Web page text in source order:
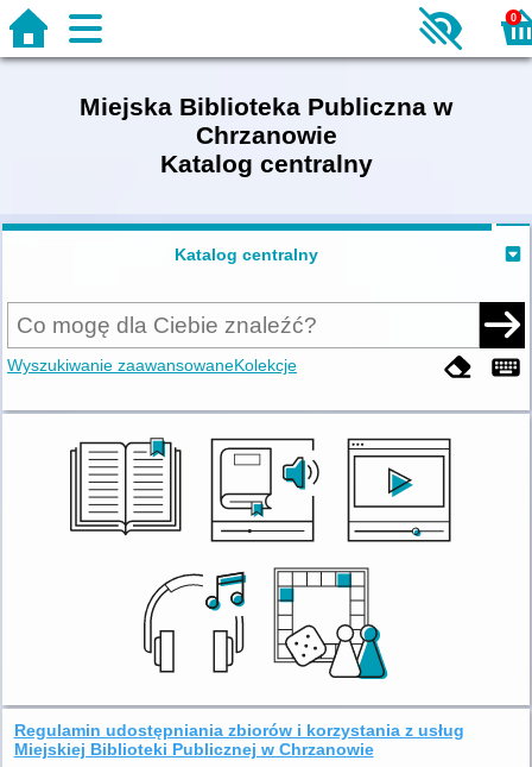
0
Miejska Biblioteka Publiczna w
Chrzanowie
Katalog centralny
Katalog centralny
Wyszukiwanie zaawansowaneKolekcje
Regulamin udostępniania zbiorów i korzystania z usług
Miejskiej Biblioteki Publicznej w Chrzanowie